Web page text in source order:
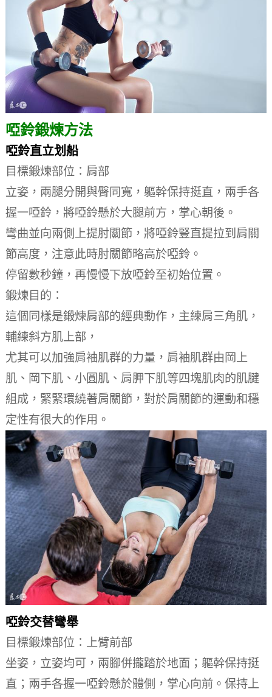
啞鈴鍛煉方法
啞鈴直立划船
目標鍛煉部位：肩部
立姿，兩腿分開與臀同寬，軀幹保持挺直，兩手各
握一啞鈴，將啞鈴懸於大腿前方，掌心朝後。
彎曲並向兩側上提肘關節，將啞鈴豎直提拉到肩關
節高度，注意此時肘關節略高於啞鈴。
停留數秒鐘，再慢慢下放啞鈴至初始位置。
鍛煉目的：
這個同樣是鍛煉肩部的經典動作，主練肩三角肌，
輔練斜方肌上部，
尤其可以加強肩袖肌群的力量，肩袖肌群由岡上
肌、岡下肌、小圓肌、肩胛下肌等四塊肌肉的肌腱
組成，緊緊環繞著肩關節，對於肩關節的運動和穩
定性有很大的作用。
啞鈴交替彎舉
目標鍛煉部位：上臂前部
坐姿，立姿均可，兩腳併攏踏於地面；軀幹保持挺
直；兩手各握一啞鈴懸於體側，掌心向前。 保持上